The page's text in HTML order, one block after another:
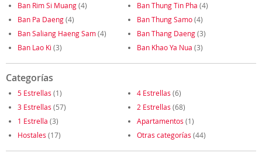
Ban Rim Si Muang(4) Ban Thung Tin Pha (4)
Ban Pa Daeng(4) Ban Thung Samo(4)
Ban Saliang Haeng Sam(4) Ban Thang Daeng(3)
Ban Lao Ki (3) Ban Khao Ya Nua (3)
Categorías
5 Estrellas (1) 4 Estrellas (6)
3 Estrellas (57) 2 Estrellas (68)
1 Estrella (3) Apartamentos (1)
Hostales (17) Otras categorías (44)